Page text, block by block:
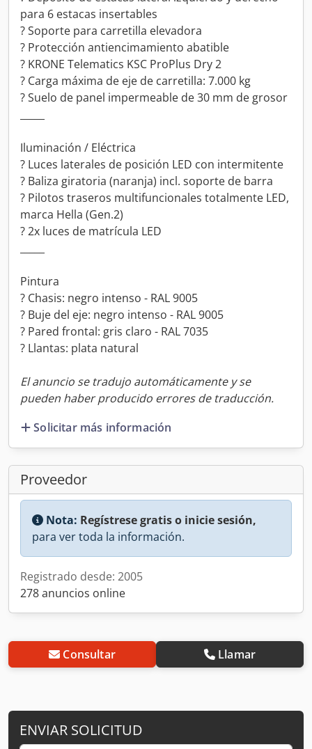
para 6 estacas insertables
? Soporte para carretilla elevadora
? Protección antiencimamiento abatible
? KRONE Telematics KSC ProPlus Dry 2
? Carga máxima de eje de carretilla: 7.000 kg
? Suelo de panel impermeable de 30 mm de grosor
Iluminación / Eléctrica
? Luces laterales de posición LED con intermitente
? Baliza giratoria (naranja) incl. soporte de barra
? Pilotos traseros multifuncionales totalmente LED,
marca Hella (Gen.2)
? 2x luces de matrícula LED
Pintura
? Chasis: negro intenso - RAL 9005
? Buje del eje: negro intenso - RAL 9005
? Pared frontal: gris claro - RAL 7035
? Llantas: plata natural
El anuncio se tradujo automáticamente y se
pueden haber producido errores de traducción.
Solicitar más información
Proveedor
Nota: Regístrese gratis o inicie sesión,
para ver toda la información.
Registrado desde: 2005
278 anuncios online
Consultar Llamar
ENVIAR SOLICITUD